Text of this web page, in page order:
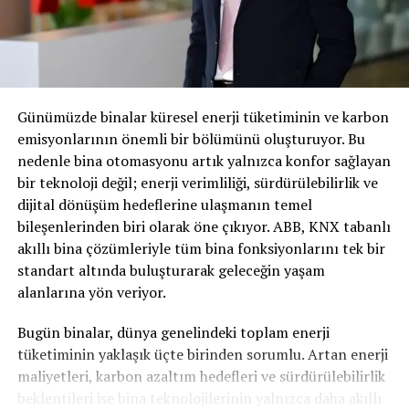
yarısından daha azına sahip olduğu zamanlardı.
Günümüzde şarj istasyonlarının kapasitesi iki katından
fazla artmasına rağmen, maliyetin yıllar içinde düştüğü
görüyoruz. Tesla, yalnızca şarj istasyonları için değil,
aynı zamanda elektrikli araçları ve ticari güç invertörleri
için de güç elektroniği alanında güçlü bir uzmanlığa
sahip. Tesla New York GF‘de Supercharger üretiyor ve
yakın zamanda Çin/ Shanghai GF‘de de yeni bir
Supercharger fabrikası açtı ve bu fabrikada yılda 10.000
Supercharger üretmeyi hedefliyor.
BENZER İÇERIKLER
UP NEXT
DON'T MISS
PEUGEOT, ELEKTRİKLİ MODELLERİNİN ÜRETİMİNDEKİ SIR
PERDESİNİ ARALADI!
Günümüzde binalar küresel enerji tüketiminin ve karbon
emisyonlarının önemli bir bölümünü oluşturuyor. Bu
nedenle bina otomasyonu artık yalnızca konfor sağlayan
bir teknoloji değil; enerji verimliliği, sürdürülebilirlik ve
dijital dönüşüm hedeflerine ulaşmanın temel
bileşenlerinden biri olarak öne çıkıyor. ABB, KNX tabanlı
akıllı bina çözümleriyle tüm bina fonksiyonlarını tek bir
standart altında buluşturarak geleceğin yaşam
alanlarına yön veriyor.
Bugün binalar, dünya genelindeki toplam enerji
tüketiminin yaklaşık üçte birinden sorumlu. Artan enerji
maliyetleri, karbon azaltım hedefleri ve sürdürülebilirlik
beklentileri ise bina teknolojilerinin yalnızca daha akıllı